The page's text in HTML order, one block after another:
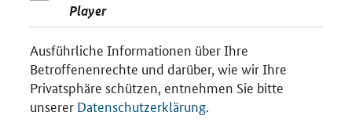
Player
Ausführliche Informationen über Ihre
Betroffenenrechte und darüber, wie wir Ihre
Privatsphäre schützen, entnehmen Sie bitte
unserer Datenschutzerklärung.